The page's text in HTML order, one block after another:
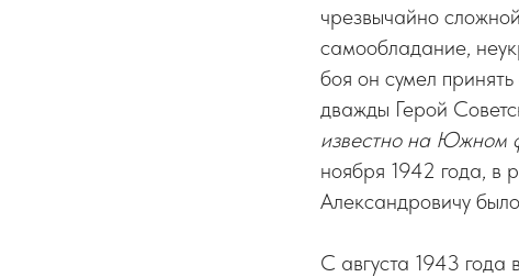
чрезвычайно
самообладание,
боя он сумел
дважды Герой
известно на Южном
ноября 1942 года, в
Александровичу
С августа 1943 года